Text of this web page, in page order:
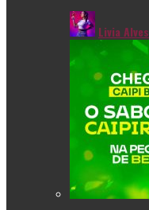
Livia Alves